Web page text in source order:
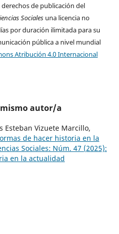
de publicación del
Socialesuna licencia no
por duración ilimitada para su
pública a nivel mundial
Atribución 4.0 Internacional
autor/a
Esteban Vizuete Marcillo,
de hacer historia en la
Sociales: Núm. 47 (2025):
en la actualidad